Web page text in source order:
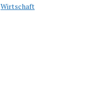
Wirtschaft